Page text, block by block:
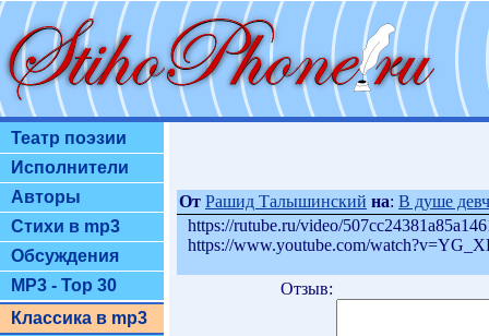
Театр поэзии
Исполнители
Авторы
Стихи в mp3
Обсуждения
MP3 - Top 30
Классика в mp3
От Рашид Талышинский на: В душе
https://rutube.ru/video/
https://www.youtube.com/
Отзыв: